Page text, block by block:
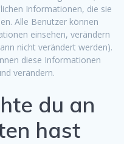
Informationen, die sie
Alle Benutzer können
einsehen, verändern
nicht verändert werden).
diese Informationen
verändern.
du an
hast